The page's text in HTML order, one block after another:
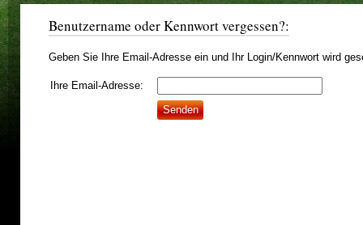
Benutzername oder Kennwort vergessen?:
Geben Sie Ihre Email-Adresse ein und Ihr Login/Kennwort wird
Ihre Email-Adresse: